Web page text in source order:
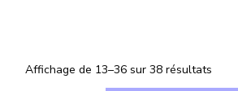
Affichage de 13–36 sur 38 résultats